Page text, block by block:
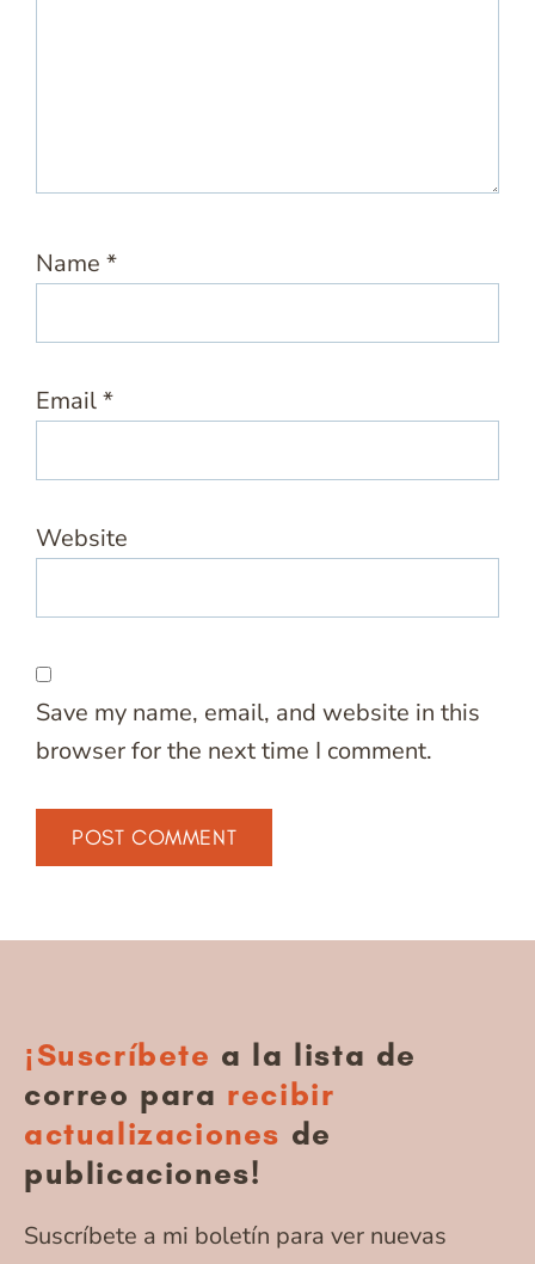
Name *
Email*
Website
Save my name, email, and website in this
browser for the next time I comment.
¡Suscríbete a la lista de
correo para recibir
actualizaciones de
publicaciones!
Suscríbete a mi boletín para ver nuevas